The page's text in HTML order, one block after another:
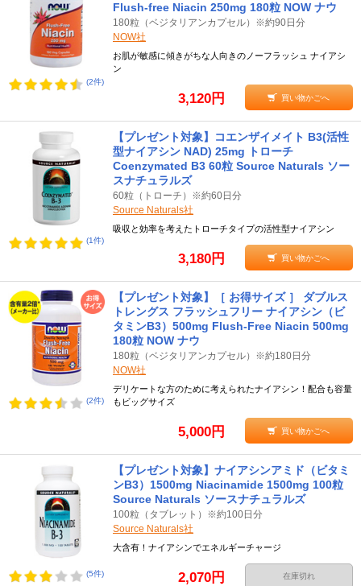
(2件)
Flush-free Niacin 250mg 180粒 NOW ナウ
180粒（ベジタリアンカプセル）※約90日分
NOW社
お肌が敏感に傾きがちな人向きのノーフラッシュ ナイアシ
ン
3,120円 買い物かごへ
(1件)
【プレゼント対象】コエンザイメイト B3(活性
型ナイアシン NAD) 25mg トローチ
Coenzymated B3 60粒 Source Naturals ソー
スナチュラルズ
60粒（トローチ）※約60日分
Source Naturals社
吸収と効率を考えたトローチタイプの活性型ナイアシン
3,180円 買い物かごへ
(2件)
【プレゼント対象】［ お得サイズ ］ ダブルス
トレングス フラッシュフリー ナイアシン（ビ
タミンB3）500mg Flush-Free Niacin 500mg
180粒 NOW ナウ
180粒（ベジタリアンカプセル）※約180日分
NOW社
デリケートな方のために考えられたナイアシン！配合も容量
もビッグサイズ
5,000円 買い物かごへ
(5件)
【プレゼント対象】ナイアシンアミド（ビタミ
ンB3）1500mg Niacinamide 1500mg 100粒
Source Naturals ソースナチュラルズ
100粒（タブレット）※約100日分
Source Naturals社
大含有！ナイアシンでエネルギーチャージ
2,070円 在庫切れ